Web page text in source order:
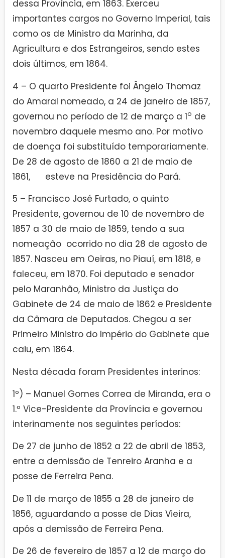
dessa Província, em 1863. Exerceu
importantes cargos no Governo Imperial, tais
como os de Ministro da Marinha, da
Agricultura e dos Estrangeiros, sendo estes
dois últimos, em 1864.
4 – O quarto Presidente foi Ângelo Thomaz
do Amaral nomeado, a 24 de janeiro de 1857,
governou no período de 12 de março a 1o de
novembro daquele mesmo ano. Por motivo
de doença foi substituído temporariamente.
De 28 de agosto de 1860 a 21 de maio de
1861, esteve na Presidência do Pará.
5 – Francisco José Furtado, o quinto
Presidente, governou de 10 de novembro de
1857 a 30 de maio de 1859, tendo a sua
nomeação ocorrido no dia 28 de agosto de
1857. Nasceu em Oeiras, no Piauí, em 1818, e
faleceu, em 1870. Foi deputado e senador
pelo Maranhão, Ministro da Justiça do
Gabinete de 24 de maio de 1862 e Presidente
da Câmara de Deputados. Chegou a ser
Primeiro Ministro do Império do Gabinete que
caiu, em 1864.
Nesta década foram Presidentes interinos:
1º) – Manuel Gomes Correa de Miranda, era o
1.º Vice-Presidente da Província e governou
interinamente nos seguintes períodos:
De 27 de junho de 1852 a 22 de abril de 1853,
entre a demissão de Tenreiro Aranha e a
posse de Ferreira Pena.
De 11 de março de 1855 a 28 de janeiro de
1856, aguardando a posse de Dias Vieira,
após a demissão de Ferreira Pena.
De 26 de fevereiro de 1857 a 12 de março do